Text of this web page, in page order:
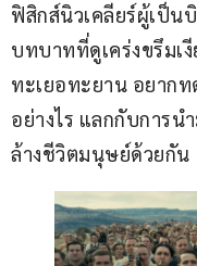
ฟิสิกส์นิวเคลียร์ผู้เป็น
บทบาทที่ดูเคร่งขรึมเ
ทะเยอทะยาน อยากท
อย่างไร แลกกับการน
ล้างชีวิตมนุษย์ด้วยกัน